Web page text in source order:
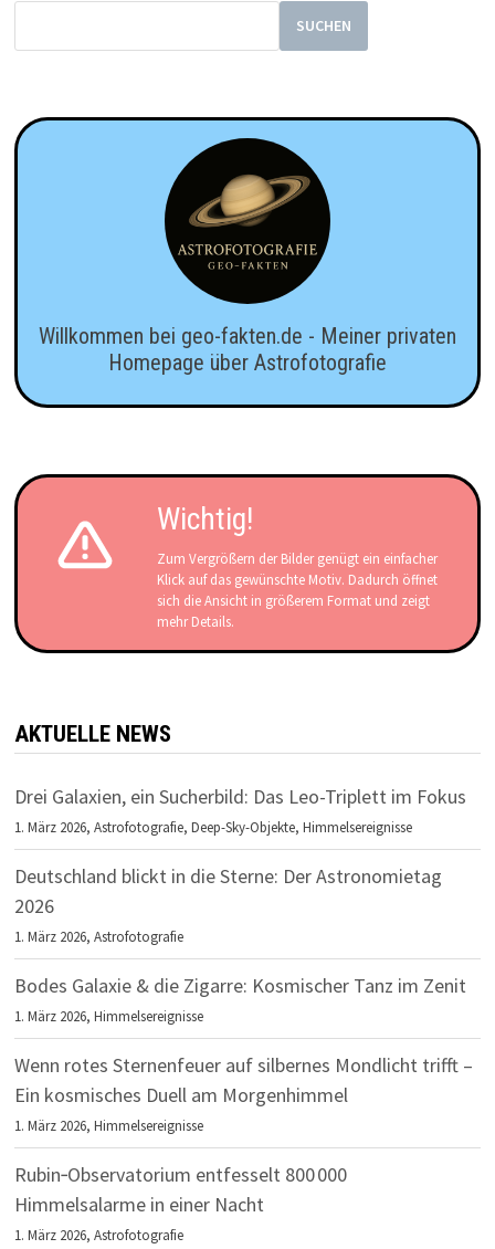
SUCHEN
Willkommen bei geo-fakten.de - Meiner privaten
Homepage über Astrofotografie
Wichtig!
Zum Vergrößern der Bilder genügt ein einfacher
Klick auf das gewünschte Motiv. Dadurch öffnet
sich die Ansicht in größerem Format und zeigt
mehr Details.
AKTUELLE NEWS
Drei Galaxien, ein Sucherbild: Das Leo-Triplett im Fokus
1. März 2026,Astrofotografie,Deep-Sky-Objekte,Himmelsereignisse
Deutschland blickt in die Sterne: Der Astronomietag
2026
1. März 2026,Astrofotografie
Bodes Galaxie & die Zigarre: Kosmischer Tanz im Zenit
1. März 2026,Himmelsereignisse
Wenn rotes Sternenfeuer auf silbernes Mondlicht trifft –
Ein kosmisches Duell am Morgenhimmel
1. März 2026,Himmelsereignisse
Rubin‑Observatorium entfesselt 800 000
Himmelsalarme in einer Nacht
1. März 2026,Astrofotografie